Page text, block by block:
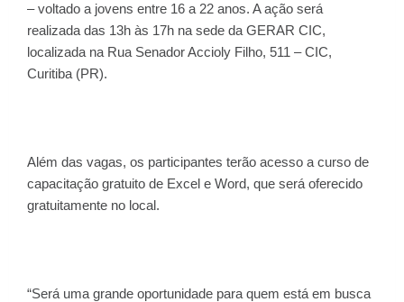
– voltado a jovens entre 16 a 22 anos. A ação será
realizada das 13h às 17h na sede da GERAR CIC,
localizada na Rua Senador Accioly Filho, 511 – CIC,
Curitiba (PR).
Além das vagas, os participantes terão acesso a curso de
capacitação gratuito de Excel e Word, que será oferecido
gratuitamente no local.
“Será uma grande oportunidade para quem está em busca